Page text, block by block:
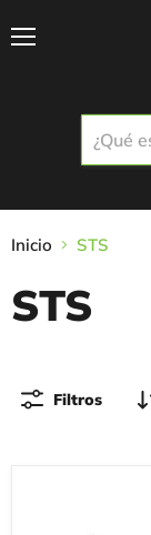
Inicio STS
STS
Filtros